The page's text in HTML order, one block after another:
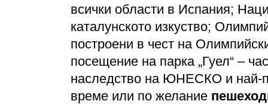
всички области в Испания;
каталунското изкуство;
построени в чест на
посещение на парка „Гуел“ –
наследство на ЮНЕСКО и най-
време или по желание